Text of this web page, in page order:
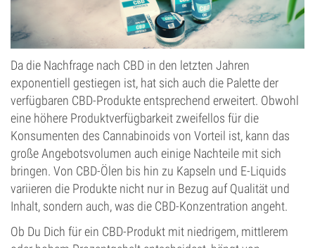
Da die Nachfrage nach CBD in den letzten Jahren
exponentiell gestiegen ist, hat sich auch die Palette der
verfügbaren CBD-Produkte entsprechend erweitert. Obwohl
eine höhere Produktverfügbarkeit zweifellos für die
Konsumenten des Cannabinoids von Vorteil ist, kann das
große Angebotsvolumen auch einige Nachteile mit sich
bringen. Von CBD-Ölen bis hin zu Kapseln und E-Liquids
variieren die Produkte nicht nur in Bezug auf Qualität und
Inhalt, sondern auch, was die CBD-Konzentration angeht.
Ob Du Dich für ein CBD-Produkt mit niedrigem, mittlerem